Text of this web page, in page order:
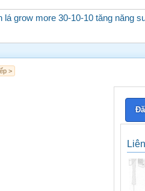
lá grow more 30-10-10 tăng năng
>